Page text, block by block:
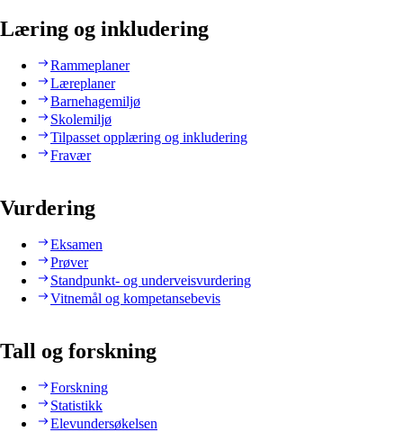
Læring og inkludering
Rammeplaner
Læreplaner
Barnehagemiljø
Skolemiljø
Tilpasset opplæring og inkludering
Fravær
Vurdering
Eksamen
Prøver
Standpunkt- og underveisvurdering
Vitnemål og kompetansebevis
Tall og forskning
Forskning
Statistikk
Elevundersøkelsen